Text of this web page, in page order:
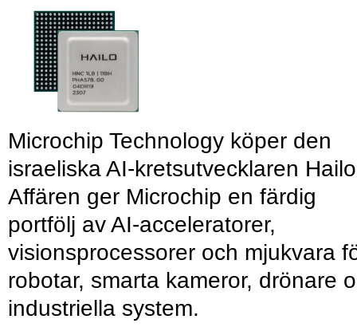
Microchip Technology köper den
israeliska AI-kretsutvecklaren
Affären ger Microchip en färdig
portfölj av AI-acceleratorer,
visionsprocessorer och mjukvara
robotar, smarta kameror, drönare
industriella system.